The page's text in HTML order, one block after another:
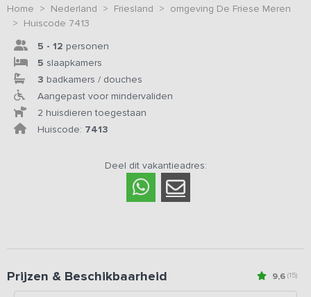
Home > Nederland > Friesland > omgeving De Friese Meren
> Huiscode 7413
5 - 12 personen
5 slaapkamers
3 badkamers / douches
Aangepast voor mindervaliden
2 huisdieren toegestaan
Huiscode: 7413
Deel dit vakantieadres:
9,6 (15)
Prijzen & Beschikbaarheid